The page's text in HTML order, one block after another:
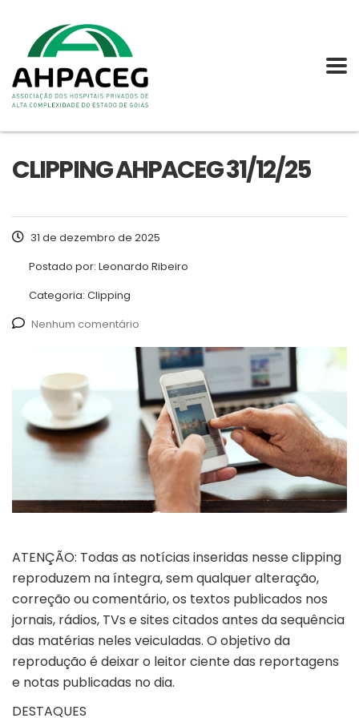
CLIPPING AHPACEG 31/12/25
31 de dezembro de 2025
Postado por: Leonardo Ribeiro
Categoria: Clipping
Nenhum comentário
ATENÇÃO: Todas as notícias inseridas nesse clipping
reproduzem na íntegra, sem qualquer alteração,
correção ou comentário, os textos publicados nos
jornais, rádios, TVs e sites citados antes da sequência
das matérias neles veiculadas. O objetivo da
reprodução é deixar o leitor ciente das reportagens
e notas publicadas no dia.
DESTAQUES